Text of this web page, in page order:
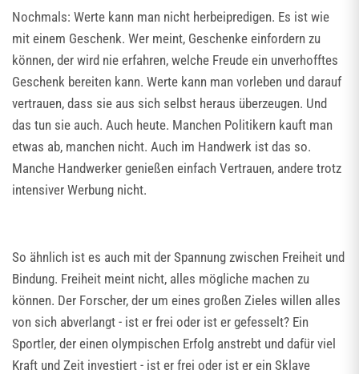
Nochmals: Werte kann man nicht herbeipredigen. Es ist wie
mit einem Geschenk. Wer meint, Geschenke einfordern zu
können, der wird nie erfahren, welche Freude ein unverhofftes
Geschenk bereiten kann. Werte kann man vorleben und darauf
vertrauen, dass sie aus sich selbst heraus überzeugen. Und
das tun sie auch. Auch heute. Manchen Politikern kauft man
etwas ab, manchen nicht. Auch im Handwerk ist das so.
Manche Handwerker genießen einfach Vertrauen, andere trotz
intensiver Werbung nicht.
So ähnlich ist es auch mit der Spannung zwischen Freiheit und
Bindung. Freiheit meint nicht, alles mögliche machen zu
können. Der Forscher, der um eines großen Zieles willen alles
von sich abverlangt - ist er frei oder ist er gefesselt? Ein
Sportler, der einen olympischen Erfolg anstrebt und dafür viel
Kraft und Zeit investiert - ist er frei oder ist er ein Sklave